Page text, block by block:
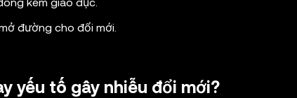
đường cho đổi mới.
yếu tố gây nhiễu đổi mới?